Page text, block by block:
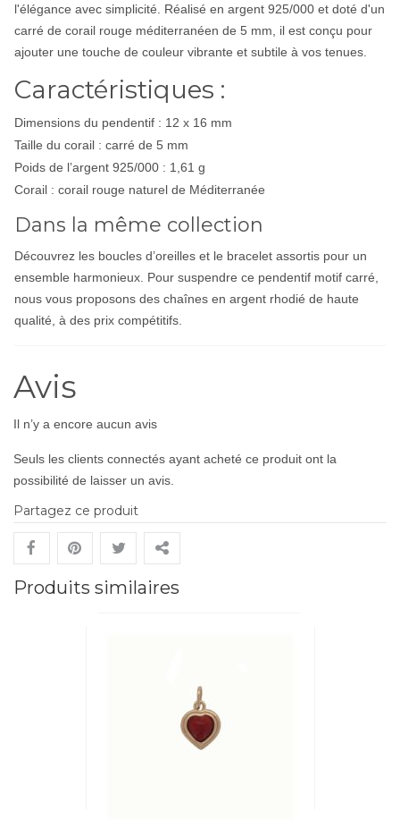
l'élégance avec simplicité. Réalisé en argent 925/000 et doté d'un
carré de corail rouge méditerranéen de 5 mm, il est conçu pour
ajouter une touche de couleur vibrante et subtile à vos tenues.
Caractéristiques :
Dimensions du pendentif : 12 x 16 mm
Taille du corail : carré de 5 mm
Poids de l’argent 925/000 : 1,61 g
Corail : corail rouge naturel de Méditerranée
Dans la même collection
Découvrez les boucles d’oreilles et le bracelet assortis pour un
ensemble harmonieux. Pour suspendre ce pendentif motif carré,
nous vous proposons des chaînes en argent rhodié de haute
qualité, à des prix compétitifs.
Avis
Il n’y a encore aucun avis
Seuls les clients connectés ayant acheté ce produit ont la
possibilité de laisser un avis.
Partagez ce produit
Produits similaires